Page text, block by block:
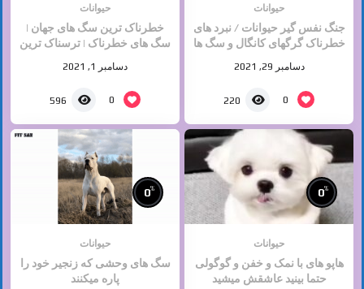
حیوانات
جنگ نفس گیر حیوانات / نبرد های
خطرناک گرگهای کانگال و سگ ها
/ حیات وحش
دسامبر 29, 2021
0
220
حیوانات
خطرناک ترین سگ های جهان |
سگ های خطرناک | ترسناک ترین
سگ ها 2021
دسامبر 1, 2021
0
596
0%
حیوانات
هاپو های با نمک و خفن و گوگولی
حتما بینید عاشقش میشید
0%
حیوانات
سگ های وحشی که زنجیر خود را
پاره میکنند